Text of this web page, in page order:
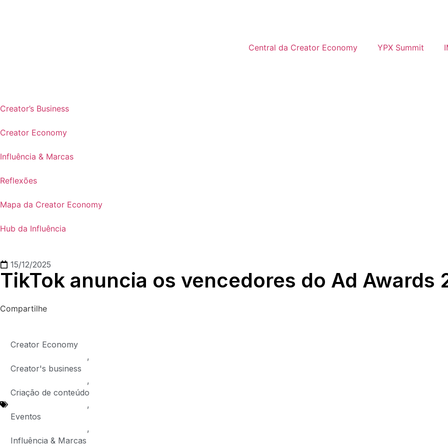
Central da Creator Economy YPX Summit
Creator’s Business
Creator Economy
Influência & Marcas
Reflexões
Mapa da Creator Economy
Hub da Influência
15/12/2025
TikTok anuncia os vencedores do Ad Awards
Compartilhe
Creator Economy
,
Creator's business
,
Criação de conteúdo
,
Eventos
,
Influência & Marcas